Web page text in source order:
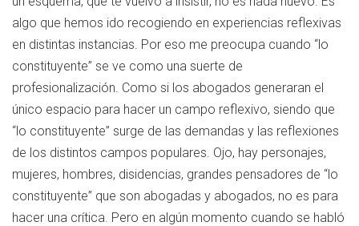
algo que hemos ido recogiendo en experiencias reflexivas
en distintas instancias. Por eso me preocupa cuando “lo
constituyente” se ve como una suerte de
profesionalización. Como si los abogados generaran el
único espacio para hacer un campo reflexivo, siendo que
“lo constituyente” surge de las demandas y las reflexiones
de los distintos campos populares. Ojo, hay personajes,
mujeres, hombres, disidencias, grandes pensadores de “lo
constituyente” que son abogadas y abogados, no es para
hacer una crítica. Pero en algún momento cuando se habló